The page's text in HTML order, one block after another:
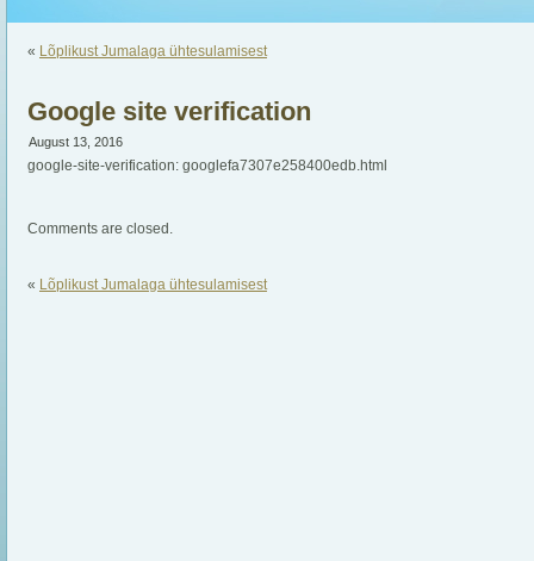
« Lõplikust Jumalaga ühtesulamisest
Google site verification
August 13, 2016
google-site-verification: googlefa7307e258400edb.html
Comments are closed.
« Lõplikust Jumalaga ühtesulamisest